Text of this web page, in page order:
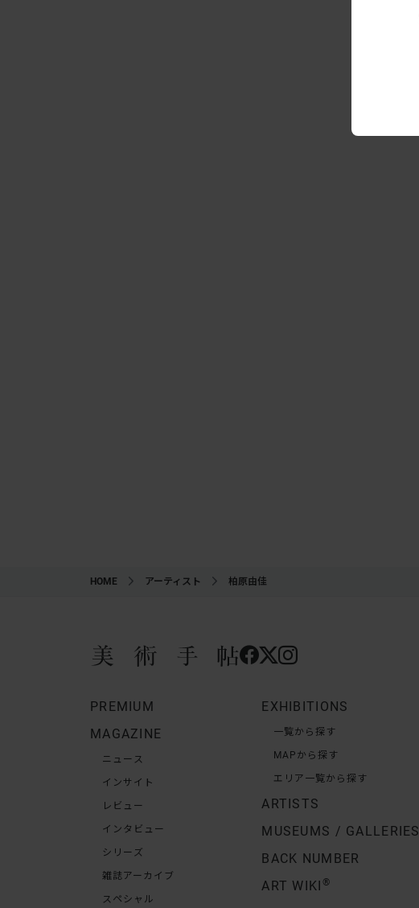
HOME アーティスト 柏原由佳
PREMIUM
MAGAZINE
ニュース
インサイト
レビュー
インタビュー
シリーズ
雑誌アーカイブ
スペシャル
EXHIBITIONS
一覧から探す
MAPから探す
エリア一覧から探す
ARTISTS
MUSEUMS / GALLERIES
BACK NUMBER
ART WIKI ®